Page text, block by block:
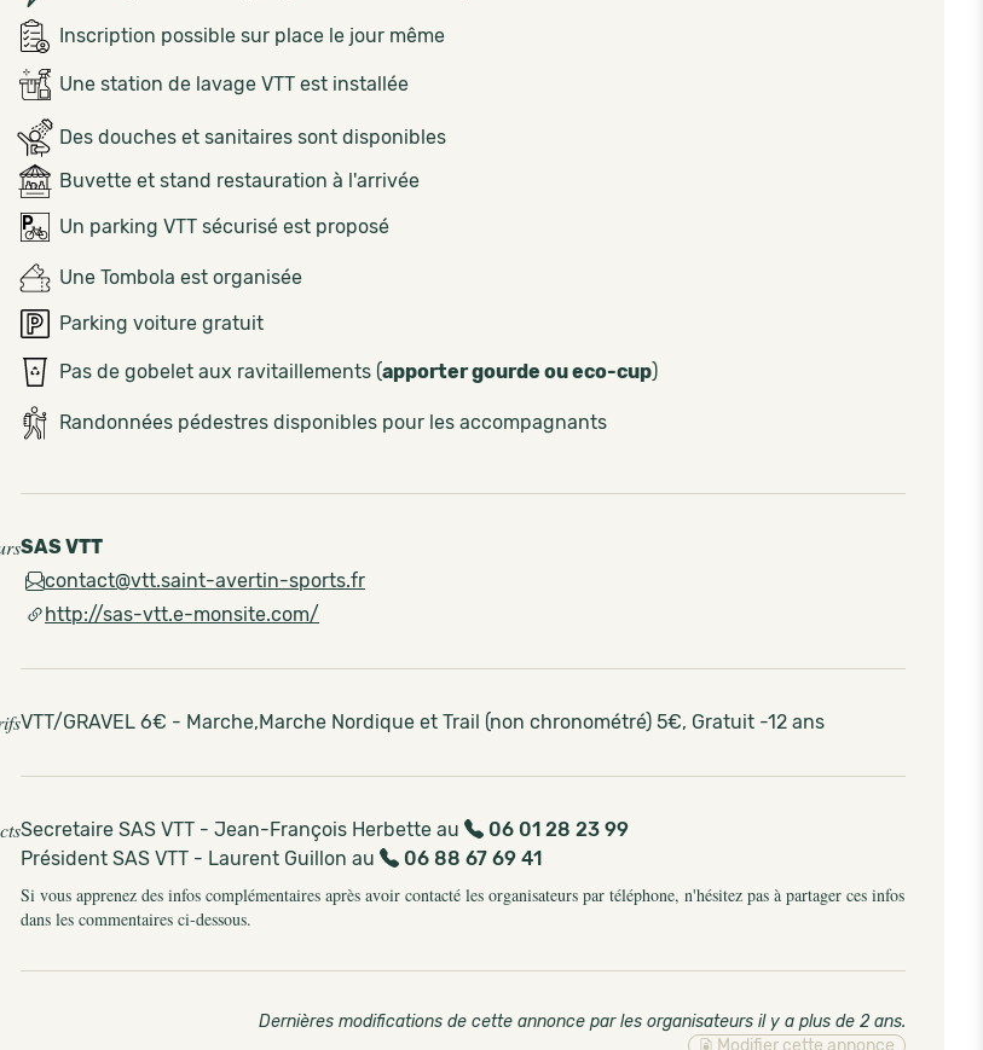
Inscription possible sur place le jour même
Une station de lavage VTT est installée
Des douches et sanitaires sont disponibles
Buvette et stand restauration à l'arrivée
Un parking VTT sécurisé est proposé
Une Tombola est organisée
Parking voiture gratuit
Pas de gobelet aux ravitaillements (apporter gourde ou eco-cup)
Randonnées pédestres disponibles pour les accompagnants
SAS VTT
contact@vtt.saint-avertin-sports.fr
http://sas-vtt.e-monsite.com/
VTT/GRAVEL 6€ - Marche,Marche Nordique et Trail (non chronométré) 5€, Gratuit -12 ans
Secretaire SAS VTT - Jean-François Herbette au
06 01 28 23 99
Président SAS VTT - Laurent Guillon au
06 88 67 69 41
Si vous apprenez des infos complémentaires après avoir contacté les organisateurs par téléphone, n'hésitez pas à partager ces infos
dans les commentaires ci-dessous.
Dernières modifications de cette annonce par les organisateurs il y a plus de 2 ans.
Modifier cette annonce